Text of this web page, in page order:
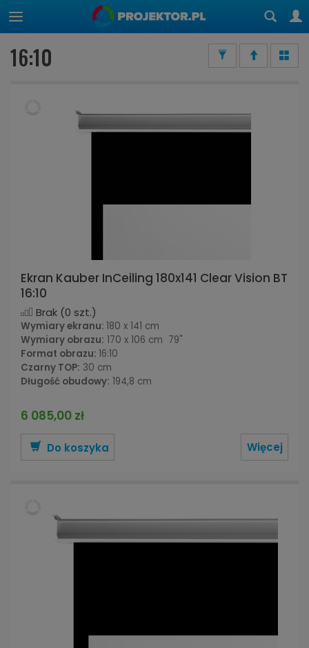
16:10
Ekran Kauber InCeiling 180x141 Clear Vision BT
16:10
Brak (0 szt.)
Wymiary ekranu: 180 x 141 cm
Wymiary obrazu: 170 x 106 cm 79"
Format obrazu: 16:10
Czarny TOP: 30 cm
Długość obudowy: 194,8 cm
6 085,00 zł
Do koszyka Więcej